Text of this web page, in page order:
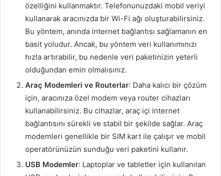
özelliğini kullanmaktır. Telefonunuzdaki mobil veriyi
kullanarak aracınızda bir Wi-Fi ağı oluşturabilirsiniz.
Bu yöntem, anında internet bağlantısı sağlamanın en
basit yoludur. Ancak, bu yöntem veri kullanımınızı
hızla artırabilir, bu nedenle veri paketinizin yeterli
olduğundan emin olmalısınız.
Araç Modemleri ve Routerlar: Daha kalıcı bir çözüm
için, aracınıza özel modem veya router cihazları
kullanabilirsiniz. Bu cihazlar, araç içi internet
bağlantısını sürekli ve stabil bir şekilde sağlar. Araç
modemleri genellikle bir SIM kart ile çalışır ve mobil
operatörünüzün sunduğu veri paketini kullanır.
USB Modemler: Laptoplar ve tabletler için kullanılan